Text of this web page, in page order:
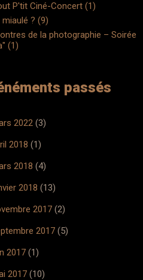
P'tit Ciné-Concert (1)
miaulé ? (9)
de la photographie – Soirée
(1)
passés
2022 (3)
2018 (1)
2018 (4)
2018 (13)
2017 (2)
2017 (5)
2017 (1)
2017 (10)